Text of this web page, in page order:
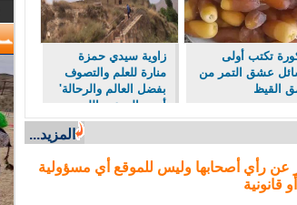
تكتب أولى
عشق التمر من
القيظ
زاوية سيدي حمزة
منارة للعلم والتصوف
بفضل العالم والرحالة'
أبو سالم عبد الله
العياشي'.
المزيد...
عن رأي أصحابها وليس للموقع أي مسؤولية
قانونية